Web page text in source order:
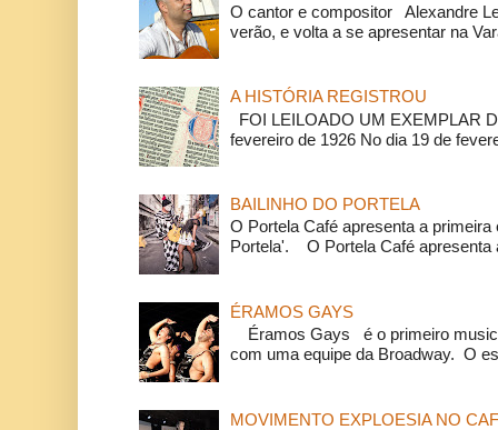
O cantor e compositor Alexandre
verão, e volta a se apresentar na
A HISTÓRIA REGISTROU
FOI LEILOADO UM EXEMPLAR
fevereiro de 1926 No dia 19 de
BAILINHO DO PORTELA
O Portela Café apresenta a
Portela'. O Portela Café apresenta
ÉRAMOS GAYS
Éramos Gays é o primeiro
com uma equipe da Broadway. O
MOVIMENTO EXPLOESIA NO